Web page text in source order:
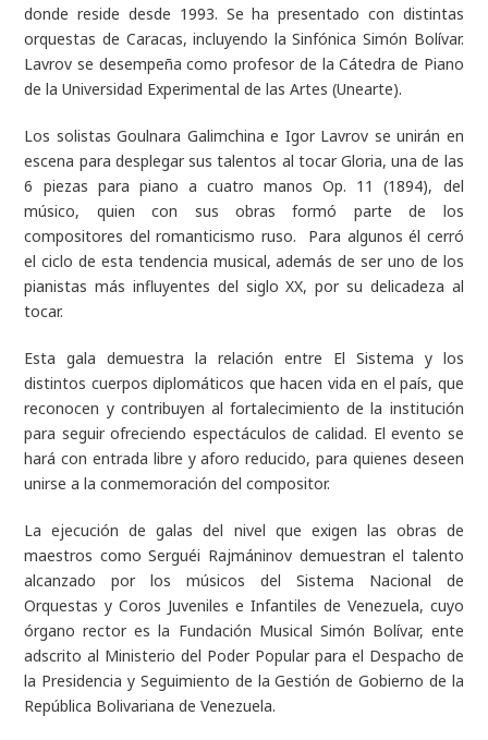
donde reside desde 1993. Se ha presentado con distintas
orquestas de Caracas, incluyendo la Sinfónica Simón Bolívar.
Lavrov se desempeña como profesor de la Cátedra de Piano
de la Universidad Experimental de las Artes (Unearte).
Los solistas Goulnara Galimchina e Igor Lavrov se unirán en
escena para desplegar sus talentos al tocarGloria, una de las
6 piezas para piano a cuatro manos Op. 11 (1894), del
músico, quien con sus obras formó parte de los
compositores del romanticismo ruso. Para algunos él cerró
el ciclo de esta tendencia musical, además de ser uno de los
pianistas más influyentes del siglo XX, por su delicadeza al
tocar.
Esta gala demuestra la relación entre El Sistema y los
distintos cuerpos diplomáticos que hacen vida en el país, que
reconocen y contribuyen al fortalecimiento de la institución
para seguir ofreciendo espectáculos de calidad. El evento se
hará con entrada libre y aforo reducido, para quienes deseen
unirse a la conmemoración del compositor.
La ejecución de galas del nivel que exigen las obras de
maestros como Serguéi Rajmáninov demuestran el talento
alcanzado por los músicos del Sistema Nacional de
Orquestas y Coros Juveniles e Infantiles de Venezuela, cuyo
órgano rector es la Fundación Musical Simón Bolívar, ente
adscrito al Ministerio del Poder Popular para el Despacho de
la Presidencia y Seguimiento de la Gestión de Gobierno de la
República Bolivariana de Venezuela.